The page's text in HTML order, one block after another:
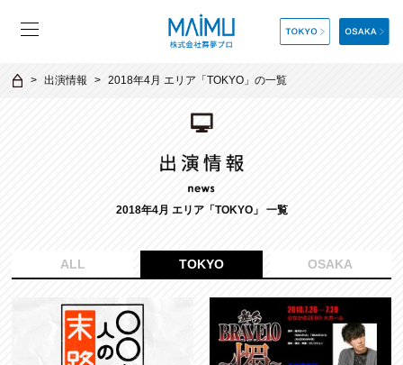
出演情報 2018年4月 エリア「TOKYO」の一覧
2018年4月 エリア「TOKYO」 一覧
ALL TOKYO OSAKA